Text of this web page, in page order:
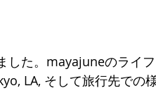
した。mayajuneのライ
LA, そして旅行先での